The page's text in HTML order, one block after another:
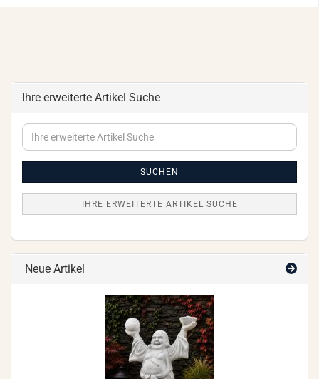
Ihre erweiterte Artikel Suche
Ihre
erweiterte
SUCHEN
IHRE ERWEITERTE ARTIKEL SUCHE
Neue Artikel